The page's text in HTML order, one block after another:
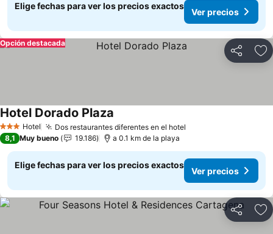
Elige fechas para ver los precios exactos
Ver precios
Compartir
Opción destacada
3 Estrellas
Hotel Dos restaurantes diferentes en el hotel
Hotel Dorado Plaza
8,1 Muy bueno 19.186 a 0.1 km de la playa
Elige fechas para ver los precios exactos
Ver precios
Compartir